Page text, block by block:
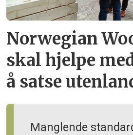
Norwegian
skal hjelpe
å satse
Manglende